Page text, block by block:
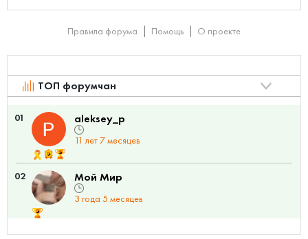
Правила форума Помощь О проекте
ТОП форумчан
01 aleksey_p
11 лет 7 месяцев
02 Мой Мир
3 года 5 месяцев